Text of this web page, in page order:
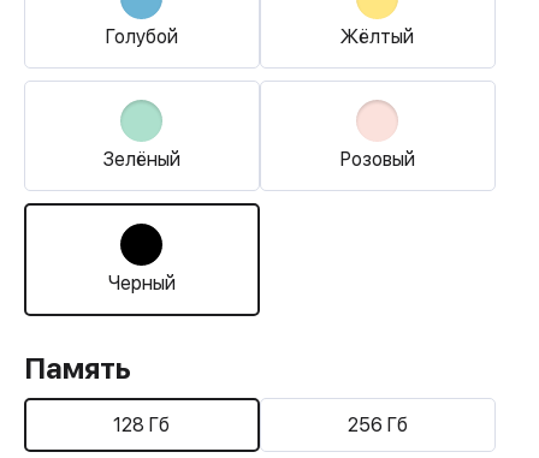
Голубой Жёлтый
Зелёный Розовый
Черный
Память
128 Гб 256 Гб